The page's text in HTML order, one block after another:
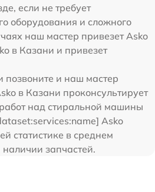
если не требует
оборудования и сложного
наш мастер привезет Asko
в Казани и привезет
позвоните и наш мастер
в Казани проконсультирует
работ над стиральной машины
Asko
статистике в среднем
запчастей.